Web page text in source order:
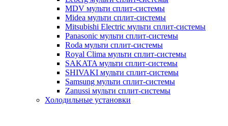
MDV мульти сплит-системы
Midea мульти сплит-системы
Mitsubishi Electric мульти сплит-системы
Panasonic мульти сплит-системы
Roda мульти сплит-системы
Royal Clima мульти сплит-системы
SAKATA мульти сплит-системы
SHIVAKI мульти сплит-системы
Samsung мульти сплит-системы
Zanussi мульти сплит-системы
Холодильные установки